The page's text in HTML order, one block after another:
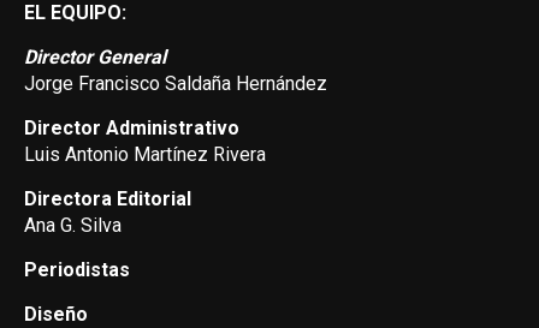
EL EQUIPO:
Director General
Jorge Francisco Saldaña Hernández
Director Administrativo
Luis Antonio Martínez Rivera
Directora Editorial
Ana G. Silva
Periodistas
Diseño